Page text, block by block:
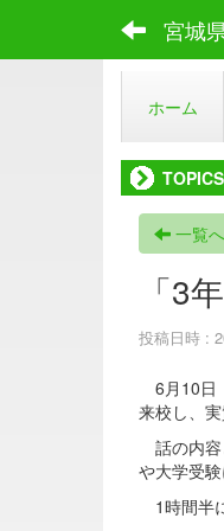
宮城
ホーム
TOPICS
一覧へ
「3
投稿日時 :
6月10日
来校し、
話の内容
や大学受
1時間半